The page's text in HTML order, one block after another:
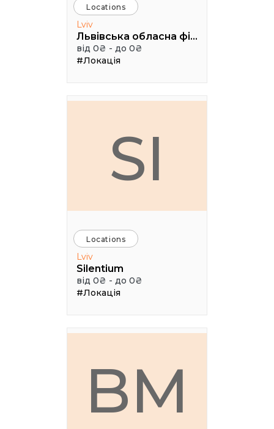
Locations
Lviv
Львівська обласна філармонія (Камерна сцена, 3 поверх), Чайковського 7
від 0₴ - до 0₴
#Локація
SI
Locations
Lviv
Silentium
від 0₴ - до 0₴
#Локація
BM